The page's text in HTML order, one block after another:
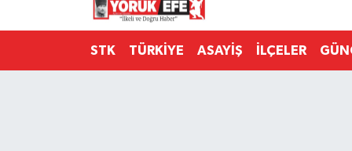
STK TÜRKİYE ASAYİŞ İLÇELER
Süper Lig Puan Durumu ve Fikstür
Tüm Manşetler